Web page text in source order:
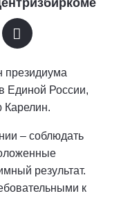
президиума
Единой России,
Карелин.
– соблюдать
результат.
к